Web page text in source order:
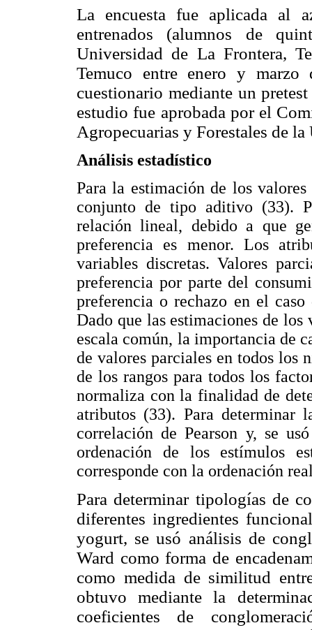
La encuesta fue aplicada al
entrenados (alumnos de
Universidad de La Frontera,
Temuco entre enero y
cuestionario mediante un
estudio fue aprobada por el
Agropecuarias y Forestales de
Análisis estadístico
Para la estimación de los
conjunto de tipo aditivo (33).
relación lineal, debido a que
preferencia es menor. Los
variables discretas. Valores
preferencia por parte del
preferencia o rechazo en el
Dado que las estimaciones de
escala común, la importancia de
de valores parciales en todos los
de los rangos para todos los
normaliza con la finalidad de
atributos (33). Para determinar
correlación de Pearson y, se
ordenación de los estímulos
corresponde con la ordenación
Para determinar tipologías de
diferentes ingredientes
yogurt, se usó análisis de
Ward como forma de
como medida de similitud
obtuvo mediante la
coeficientes de